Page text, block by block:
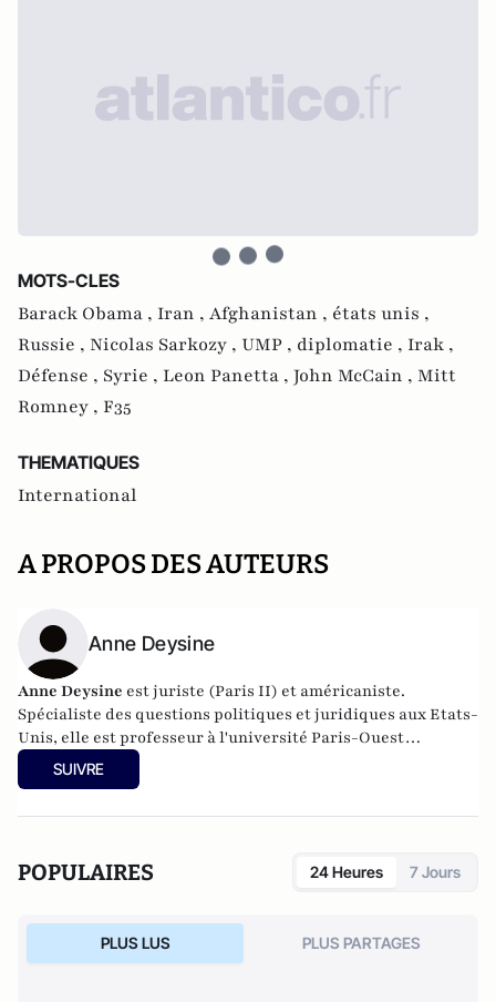
MOTS-CLES
Barack Obama , Iran , Afghanistan , états unis ,
Russie , Nicolas Sarkozy , UMP , diplomatie , Irak ,
Défense , Syrie , Leon Panetta , John McCain , Mitt
Romney , F35
THEMATIQUES
International
A PROPOS DES AUTEURS
Anne Deysine
Anne Deysine est juriste (Paris II) et américaniste.
Spécialiste des questions politiques et juridiques aux Etats-
Unis, elle est professeur à l'université Paris-Ouest
Nanterre. Enseignant aussi à l'étranger, elle intervient
régulièrement sur les ondes d'Europe 1, RFI, France 24,
SUIVRE
POPULAIRES 24 Heures 7 Jours
PLUS LUS PLUS PARTAGES